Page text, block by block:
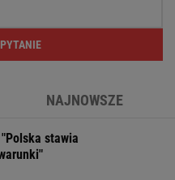
NAJNOWSZE
stawia